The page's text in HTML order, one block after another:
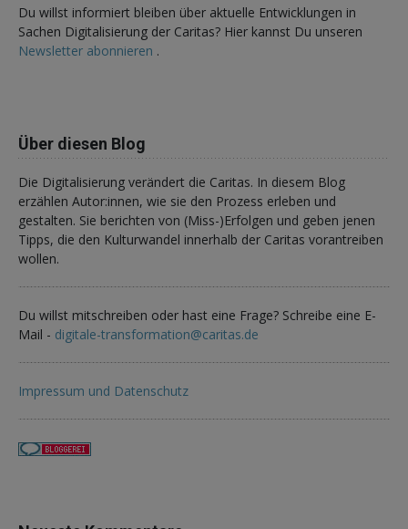
Du willst informiert bleiben über aktuelle Entwicklungen in
Sachen Digitalisierung der Caritas? Hier kannst Du unseren
Newsletter abonnieren .
Über diesen Blog
Die Digitalisierung verändert die Caritas. In diesem Blog
erzählen Autor:innen, wie sie den Prozess erleben und
gestalten. Sie berichten von (Miss-)Erfolgen und geben jenen
Tipps, die den Kulturwandel innerhalb der Caritas vorantreiben
wollen.
Du willst mitschreiben oder hast eine Frage? Schreibe eine E-
Mail - digitale-transformation@caritas.de
Impressum und Datenschutz